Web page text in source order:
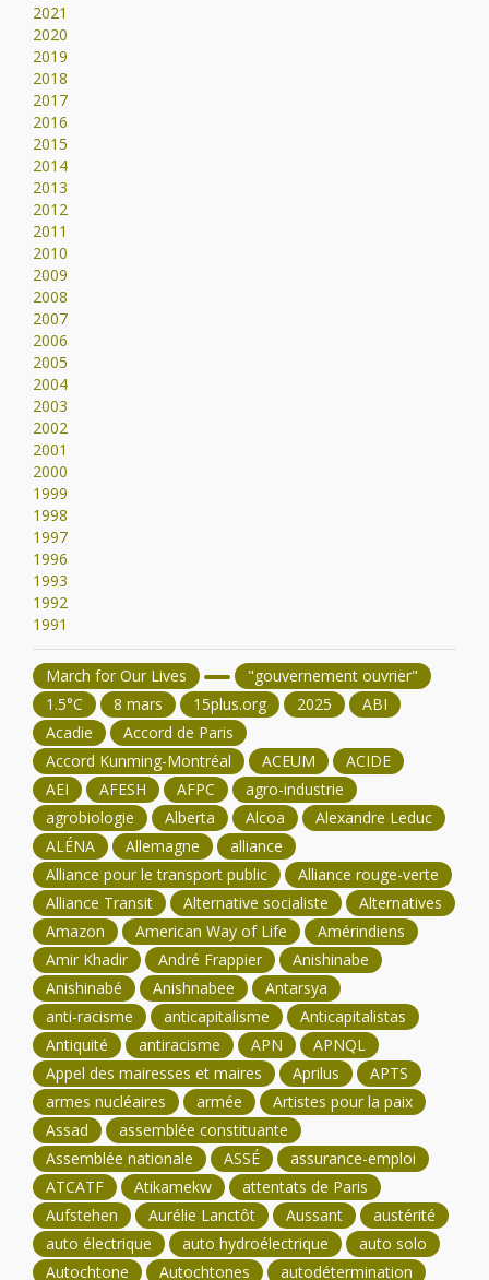
2021
2020
2019
2018
2017
2016
2015
2014
2013
2012
2011
2010
2009
2008
2007
2006
2005
2004
2003
2002
2001
2000
1999
1998
1997
1996
1993
1992
1991
March for Our Lives
"gouvernement ouvrier"
1.5°C
8 mars 15plus.org 2025
ABI
Acadie
Accord de Paris
Accord Kunming-Montréal
ACEUM
ACIDE
AEI
AFESH AFPC
agro-industrie
agrobiologie
Alberta Alcoa
Alexandre Leduc
ALÉNA
Allemagne
alliance
Alliance pour le transport public
Alliance rouge-verte
Alliance Transit
Alternative socialiste
Alternatives
Amazon
American Way of Life
Amérindiens
Amir Khadir
André Frappier
Anishinabe
Anishinabé
Anishnabee
Antarsya
anti-racisme
anticapitalisme
Anticapitalistas
Antiquité
antiracisme APN
APNQL
Appel des mairesses et maires
Aprilus
APTS
armes nucléaires
armée
Artistes pour la paix
Assad
assemblée constituante
Assemblée nationale
ASSÉ
assurance-emploi
ATCATF
Atikamekw
attentats de Paris
Aufstehen
Aurélie Lanctôt Aussant
austérité
auto électrique
auto hydroélectrique
auto solo
Autochtone
Autochtones autodétermination